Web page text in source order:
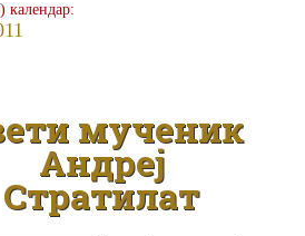
календар:
мученик
Андреј
Стратилат